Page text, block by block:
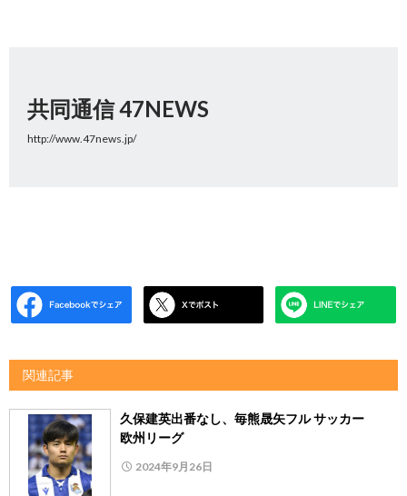
共同通信 47NEWS
http://www.47news.jp/
関連記事
久保建英出番なし、毎熊晟矢フル サッカー
欧州リーグ
2024年9月26日